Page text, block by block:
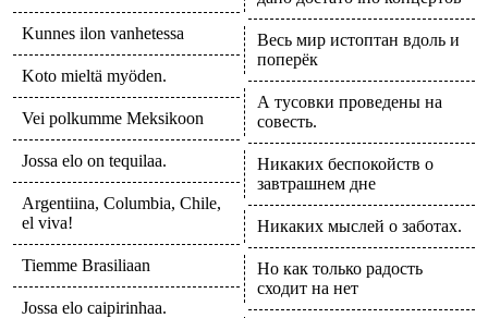
Kunnes ilon vanhetessa
Koto mieltä myöden.
Vei polkumme Meksikoon
Jossa elo on tequilaa.
Argentiina, Columbia, Chile,
el viva!
Tiemme Brasiliaan
Jossa elo caipirinhaa.
Весь мир истоптан вдоль и
поперёк
А тусовки проведены на
совесть.
Никаких беспокойств о
завтрашнем дне
Никаких мыслей о заботах.
Но как только радость
сходит на нет